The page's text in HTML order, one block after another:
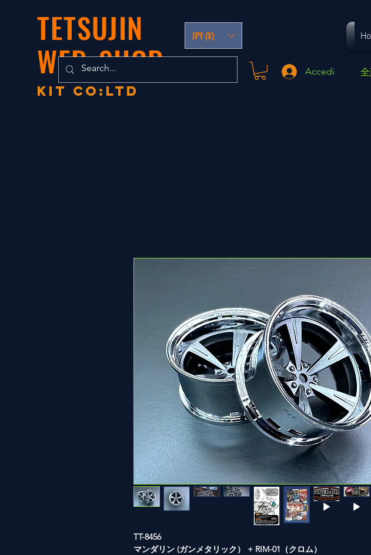
TETSUJIN
WEB-SHOP
KIT co:LTD
JPY (¥)
Accedi
TT-8456
マンダリン (ガンメタリック） + RIM-01（クロム）